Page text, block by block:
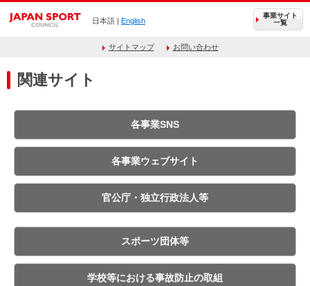
日本語 | English
事業サイト
一覧
サイトマップ お問い合わせ
関連サイト
各事業SNS
各事業ウェブサイト
官公庁・独立行政法人等
スポーツ団体等
学校等における事故防止の取組